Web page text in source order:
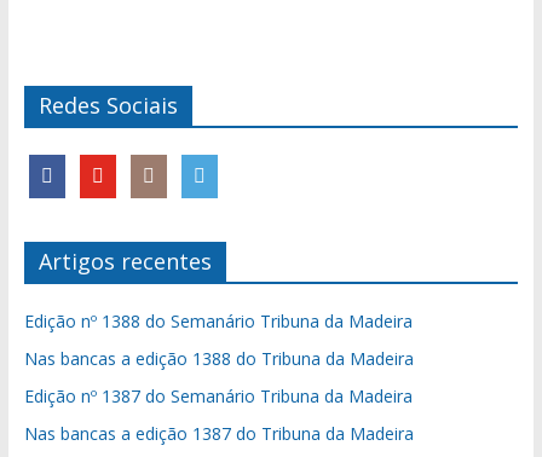
Redes Sociais
Artigos recentes
Edição nº 1388 do Semanário Tribuna da Madeira
Nas bancas a edição 1388 do Tribuna da Madeira
Edição nº 1387 do Semanário Tribuna da Madeira
Nas bancas a edição 1387 do Tribuna da Madeira